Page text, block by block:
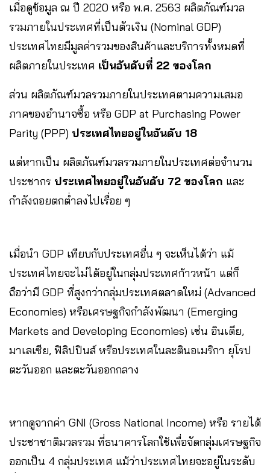
เมื่อดูข้อมูล ณ ปี 2020 หรือ พ.ศ. 2563 ผลิตภัณฑ์มวล
รวมภายในประเทศที่เป็นตัวเงิน (Nominal GDP)
ประเทศไทยมีมูลค่ารวมของสินค้าและบริการทั้งหมดที่
ผลิตภายในประเทศ เป็นอันดับที่ 22 ของโลก
ส่วน ผลิตภัณฑ์มวลรวมภายในประเทศตามความเสมอ
ภาคของอำนาจซื้อ หรือ GDP at Purchasing Power
Parity (PPP) ประเทศไทยอยู่ในอันดับ 18
แต่หากเป็น ผลิตภัณฑ์มวลรวมภายในประเทศต่อจำนวน
ประชากร ประเทศไทยอยู่ในอันดับ 72 ของโลก และ
กำลังถอยตกต่ำลงไปเรื่อย ๆ
เมื่อนำ GDP เทียบกับประเทศอื่น ๆ จะเห็นได้ว่า แม้
ประเทศไทยจะไม่ได้อยู่ในกลุ่มประเทศก้าวหน้า แต่ก็
ถือว่ามี GDP ที่สูงกว่ากลุ่มประเทศตลาดใหม่ (Advanced
Economies)​ หรือเศรษฐกิจกำลังพัฒนา (Emerging
Markets and Developing Economies)​ เช่น อินเดีย,
มาเลเซีย, ฟิลิปปินส์ หรือประเทศในละตินอเมริกา ยุโรป
ตะวันออก และตะวันออกกลาง
หากดูจากค่า GNI (Gross National Income) หรือ รายได้
ประชาชาติมวลรวม ที่ธนาคารโลกใช้เพื่อจัดกลุ่มเศรษฐกิจ
ออกเป็น 4 กลุ่มประเทศ แม้ว่าประเทศไทยจะอยู่ในระดับ